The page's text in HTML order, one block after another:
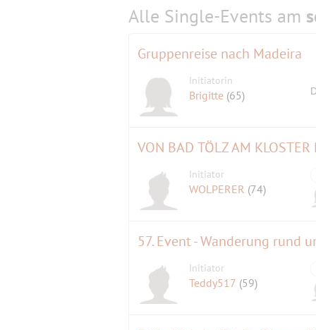
Alle Single-Events am
Gruppenreise nach Madeira
Initiatorin
Brigitte (65)
VON BAD TÖLZ AM
Initiator
WOLPERER (74)
57. Event - Wanderung rund
Initiator
Teddy517 (59)